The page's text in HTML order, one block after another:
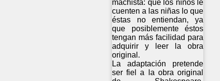
machista: que los niños le
cuenten a las niñas lo que
éstas no entiendan, ya
que posiblemente éstos
tengan más facilidad para
adquirir y leer la obra
original.
La adaptación pretende
ser fiel a la obra original